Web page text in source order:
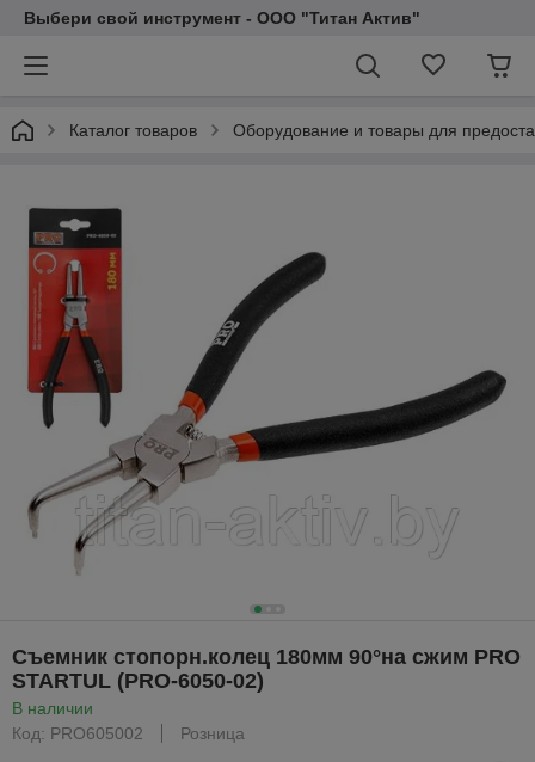
Выбери свой инструмент - ООО "Титан Актив"
Каталог товаров Оборудование и товары для
Съемник стопорн.колец 180мм 90°на сжим PRO
STARTUL (PRO-6050-02)
В наличии
Код: PRO605002
Розница